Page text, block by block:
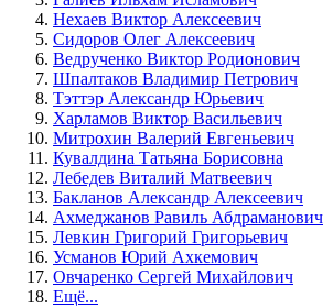
Нехаев Виктор Алексеевич
Сидоров Олег Алексеевич
Ведрученко Виктор Родионович
Шпалтаков Владимир Петрович
Тэттэр Александр Юрьевич
Харламов Виктор Васильевич
Митрохин Валерий Евгеньевич
Кувалдина Татьяна Борисовна
Лебедев Виталий Матвеевич
Бакланов Александр Алексеевич
Ахмеджанов Равиль Абдраманович
Левкин Григорий Григорьевич
Усманов Юрий Ахкемович
Овчаренко Сергей Михайлович
Ещё...